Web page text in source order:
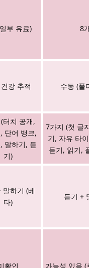
부 유료) 8
강 추적 수동 (폴
터치 공개,
단어 뱅크,
말하기, 듣
기)
7가지 (첫 글
기, 자유 타
듣기, 읽기,
말하기 (베
타)
듣기 +
확인 가능성 있음